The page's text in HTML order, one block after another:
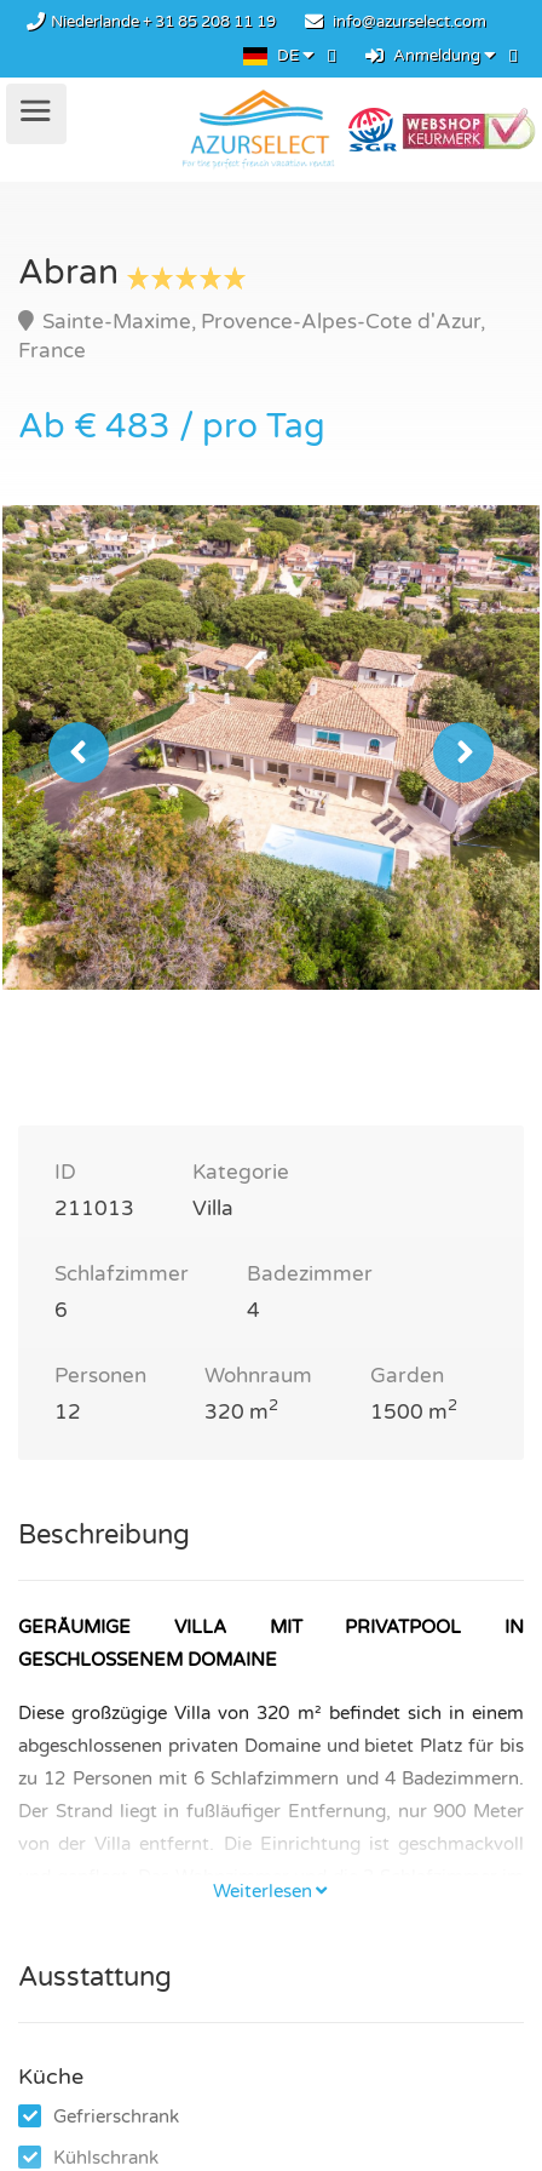
Niederlande+ 31 85 208 11 19
info@azurselect.com
DE
Anmeldung
Abran
Sainte-Maxime, Provence-Alpes-Cote d'Azur,
France
Ab € 483 / pro Tag
ID
211013
Kategorie
Villa
Schlafzimmer
6
Badezimmer
4
Personen
12
Wohnraum
320 m2
Garden
1500 m2
Beschreibung
GERÄUMIGE VILLA MIT PRIVATPOOL IN
GESCHLOSSENEM DOMAINE
Diese großzügige Villa von 320 m² befindet sich in einem
abgeschlossenen privaten Domaine und bietet Platz für bis
zu 12 Personen mit 6 Schlafzimmern und 4 Badezimmern.
Der Strand liegt in fußläufiger Entfernung, nur 900 Meter
von der Villa entfernt. Die Einrichtung ist geschmackvoll
SCHLAFZIMMER UND BADEZIMMER
– Erdgeschoss: 1 Schlafzimmer.
– Obergeschoss: 2 Schlafzimmer.
Weiterlesen
Ausstattung
Küche
Gefrierschrank
Kühlschrank